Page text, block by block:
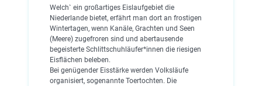
Welch` ein großartiges Eislaufgebiet die
Niederlande bietet, erfährt man dort an frostigen
Wintertagen, wenn Kanäle, Grachten und Seen
(Meere) zugefroren sind und abertausende
begeisterte Schlittschuhläufer*innen die riesigen
Eisflächen beleben.
Bei genügender Eisstärke werden Volksläufe
organisiert, sogenannte Toertochten. Die